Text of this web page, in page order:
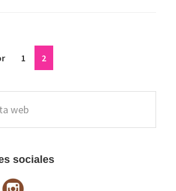
Página
1 Página
2
sociales